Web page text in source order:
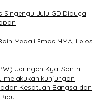
Julu GD Diduga
Medali Emas MMA, Lolos
Jaringan Kyai Santri
melakukan kunjungan
Kesatuan Bangsa dan